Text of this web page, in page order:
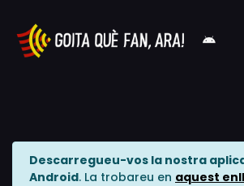
Descarregueu-vos la nostra
Android. La trobareu en aquest